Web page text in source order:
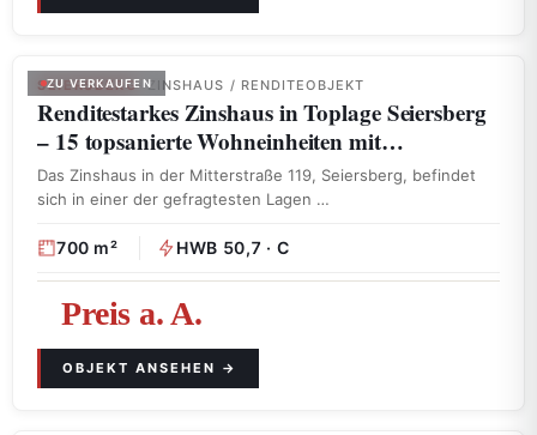
ZU VERKAUFEN
SEIERSBERG· ZINSHAUS / RENDITEOBJEKT
Renditestarkes Zinshaus in Toplage Seiersberg
– 15 topsanierte Wohneinheiten mit…
Das Zinshaus in der Mitterstraße 119, Seiersberg, befindet
sich in einer der gefragtesten Lagen …
700 m² HWB 50,7 · C
Preis a. A.